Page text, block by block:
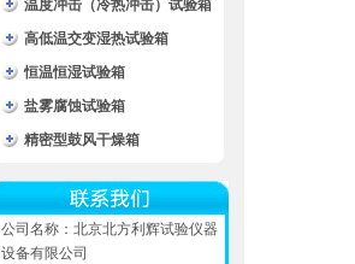
温度冲击（冷热冲击）试验箱
高低温交变湿热试验箱
恒温恒湿试验箱
盐雾腐蚀试验箱
精密型鼓风干燥箱
公司名称：北京北方利辉试验仪器
设备有限公司